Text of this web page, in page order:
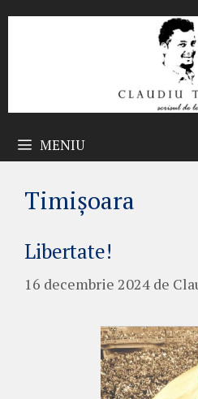
MENIU
Timișoara
Libertate!
16 decembrie 2024 de